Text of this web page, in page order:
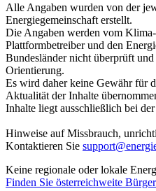
Alle Angaben wurden von der
Energiegemeinschaft erstellt.
Die Angaben werden vom
Plattformbetreiber und den
Bundesländer nicht überprüft
Orientierung.
Es wird daher keine Gewähr für
Aktualität der Inhalte
Inhalte liegt ausschließlich bei
Hinweise auf Missbrauch,
Kontaktieren Sie
Keine regionale oder lokale
Finden Sie österreichweite